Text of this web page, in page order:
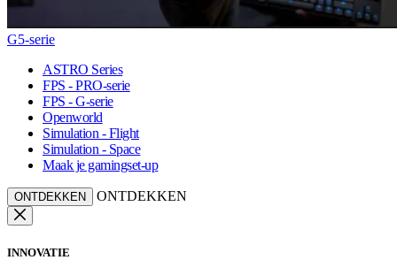
G5-serie
ASTRO Series
FPS - PRO-serie
FPS - G-serie
Openworld
Simulation - Flight
Simulation - Space
Maak je gamingset-up
ONTDEKKEN ONTDEKKEN
INNOVATIE